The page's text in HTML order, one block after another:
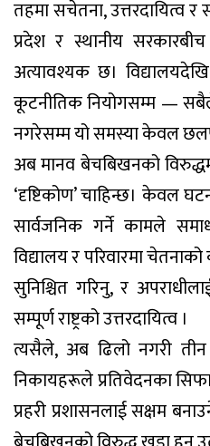
तहमा सचेतना,
प्रदेश र स्थानीय
अत्यावश्यक छ।
कूटनीतिक नियोगसम्म —
नगरेसम्म यो समस्या केवल
अब मानव बेचबिखनको विरुद्धमा
‘दृष्टिकोण’ चाहिन्छ। केवल
सार्वजनिक गर्ने कामले
विद्यालय र परिवारमा
सुनिश्चित गरिनु, र
सम्पूर्ण राष्ट्रको उत्तरदायित्व ।
त्यसैले, अब ढिलो नगरी
निकायहरूले प्रतिवेदनका
प्रहरी प्रशासनलाई सक्षम